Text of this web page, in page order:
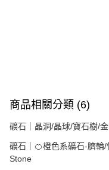
商品相關分類 (6)
礦石｜晶洞/晶球/寶石樹/
礦石｜🍊橙色系礦石-臍輪
Stone